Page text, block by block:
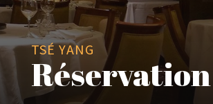
TSÉ YANG
Réservation